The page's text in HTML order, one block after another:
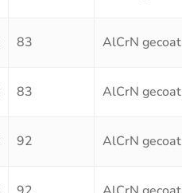
83 AlCrN gecoat
83 AlCrN gecoat
92 AlCrN gecoat